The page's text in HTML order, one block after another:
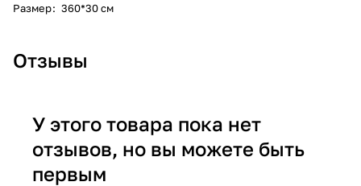
Размер: 360*30 см
Отзывы
У этого товара пока нет
отзывов, но вы можете быть
первым